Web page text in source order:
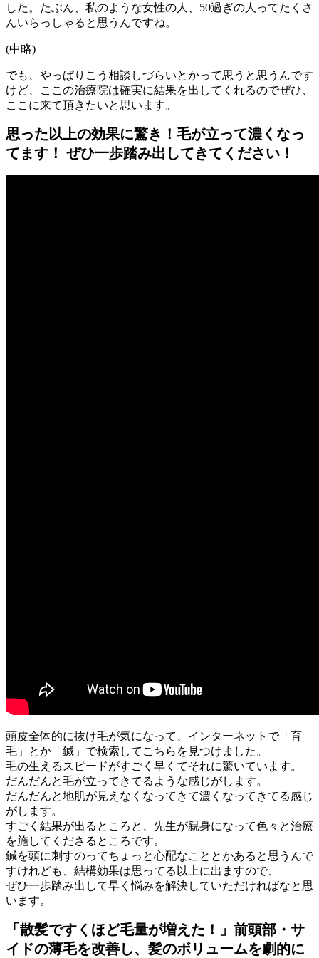
した。たぶん、私のような女性の人、50過ぎの人ってたくさ
んいらっしゃると思うんですね。
(中略)
でも、やっぱりこう相談しづらいとかって思うと思うんです
けど、ここの治療院は確実に結果を出してくれるのでぜひ、
ここに来て頂きたいと思います。
思った以上の効果に驚き！毛が立って濃くなっ
てます！ ぜひ一歩踏み出してきてください！
頭皮全体的に抜け毛が気になって、インターネットで「育
毛」とか「鍼」で検索してこちらを見つけました。
毛の生えるスピードがすごく早くてそれに驚いています。
だんだんと毛が立ってきてるような感じがします。
だんだんと地肌が見えなくなってきて濃くなってきてる感じ
がします。
すごく結果が出るところと、先生が親身になって色々と治療
を施してくださるところです。
鍼を頭に刺すのってちょっと心配なこととかあると思うんで
すけれども、結構効果は思ってる以上に出ますので、
ぜひ一歩踏み出して早く悩みを解決していただければなと思
います。
「散髪ですくほど毛量が増えた！」前頭部・サ
イドの薄毛を改善し、髪のボリュームを劇的に